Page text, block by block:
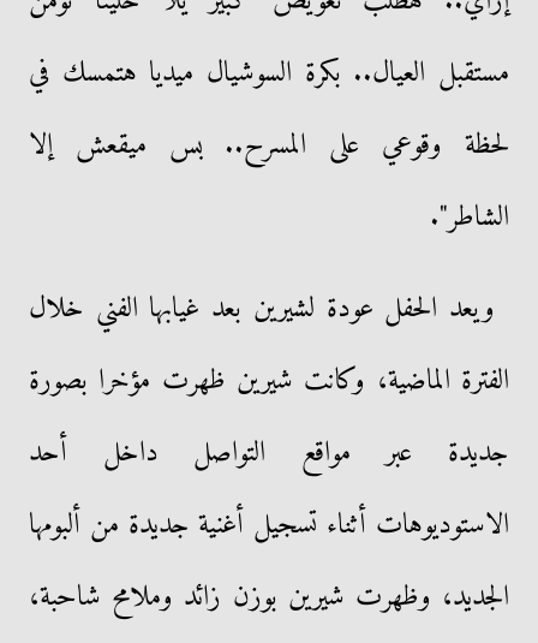
مستقبل العيال.. بكرة السوشيال ميديا هتمسك في
لحظة وقوعي على المسرح.. بس ميقعش إلا
الشاطر".
ويعد الحفل عودة لشيرين بعد غيابها الفني خلال
الفترة الماضية، وكانت شيرين ظهرت مؤخرا بصورة
جديدة عبر مواقع التواصل داخل أحد
الاستوديوهات أثناء تسجيل أغنية جديدة من ألبومها
الجديد، وظهرت شيرين بوزن زائد وملامح شاحبة،